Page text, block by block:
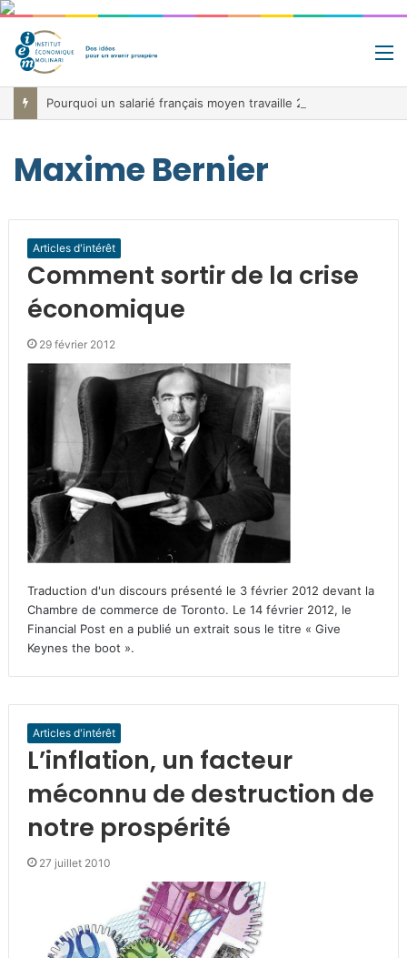
Maxime Bernier
Articles d'intérêt
Comment sortir de la crise
économique
29 février 2012
Traduction d'un discours présenté le 3 février 2012 devant la
Chambre de commerce de Toronto. Le 14 février 2012, le
Financial Post en a publié un extrait sous le titre « Give
Keynes the boot ».
Articles d'intérêt
L’inflation, un facteur
méconnu de destruction de
notre prospérité
27 juillet 2010